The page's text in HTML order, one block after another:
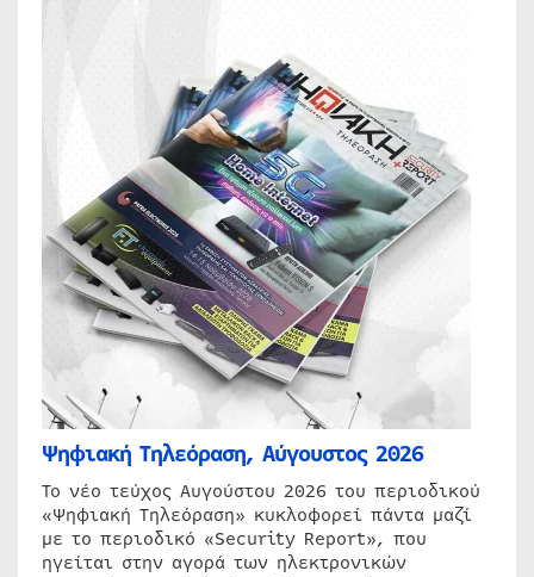
Ψηφιακή Τηλεόραση, Αύγουστος 2026
Το νέο τεύχος Αυγούστου 2026 του περιοδικού
«Ψηφιακή Τηλεόραση» κυκλοφορεί πάντα μαζί
με το περιοδικό «Security Report», που
ηγείται στην αγορά των ηλεκτρονικών